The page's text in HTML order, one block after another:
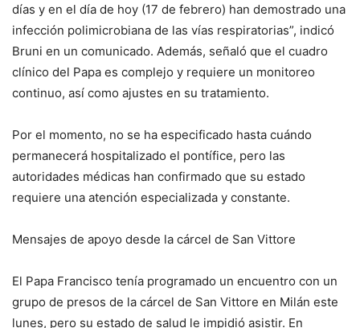
días y en el día de hoy (17 de febrero) han demostrado una
infección polimicrobiana de las vías respiratorias”, indicó
Bruni en un comunicado. Además, señaló que el cuadro
clínico del Papa es complejo y requiere un monitoreo
continuo, así como ajustes en su tratamiento.
Por el momento, no se ha especificado hasta cuándo
permanecerá hospitalizado el pontífice, pero las
autoridades médicas han confirmado que su estado
requiere una atención especializada y constante.
Mensajes de apoyo desde la cárcel de San Vittore
El Papa Francisco tenía programado un encuentro con un
grupo de presos de la cárcel de San Vittore en Milán este
lunes, pero su estado de salud le impidió asistir. En